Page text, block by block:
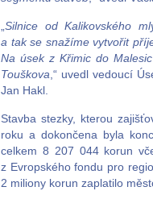
„Silnice od Kalikovského
a tak se snažíme vytvořit
Na úsek z Křimic do
Touškova,“ uvedl vedoucí
Jan Hakl.
Stavba stezky, kterou
roku a dokončena byla
celkem 8 207 044 korun
z Evropského fondu pro
2 miliony korun zaplatilo